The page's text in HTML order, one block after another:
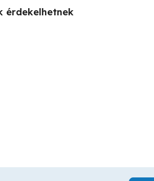
érdekelhetnek